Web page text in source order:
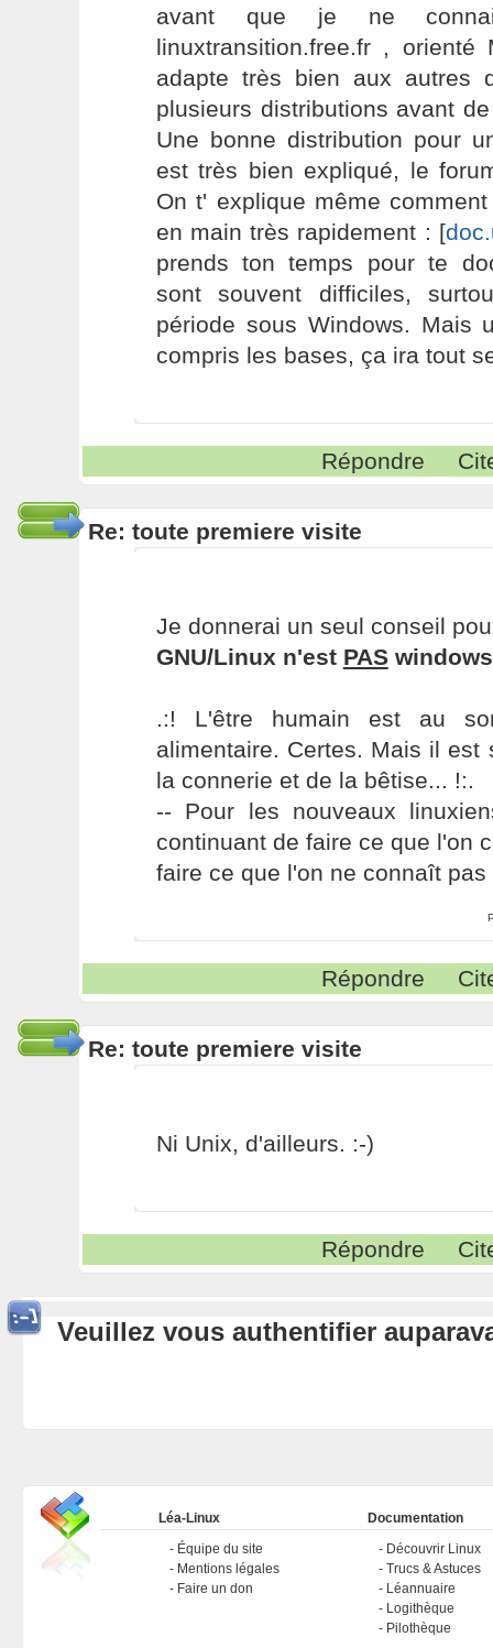
avant que je ne
linuxtransition.free.fr ,
adapte très bien aux autres
plusieurs distributions avant
Une bonne distribution pour
est très bien expliqué, le
On t' explique même
en main très rapidement : [
prends ton temps pour te
sont souvent difficiles,
période sous Windows. Mais
compris les bases, ça ira tout
Répondre
Re: toute premiere visite
Je donnerai un seul conseil
GNU/Linux n'est PASwindows
.:! L'être humain est au
alimentaire. Certes. Mais il est
la connerie et de la bêtise... !:.
-- Pour les nouveaux
continuant de faire ce que l'on
faire ce que l'on ne connaît pas
Répondre
Re: toute premiere visite
Ni Unix, d'ailleurs. :-)
Répondre
Veuillez vous authentifier
Léa-Linux
Équipe du site
Mentions légales
Faire un don
Documentation
Découvrir Linux
Trucs & Astuces
Léannuaire
Logithèque
Pilothèque